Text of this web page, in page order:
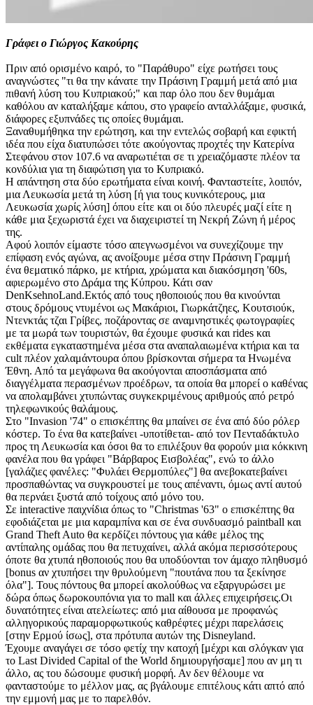
Γράφει ο Γιώργος Κακούρης
Πριν από ορισμένο καιρό, το "Παράθυρο" είχε ρωτήσει τους
αναγνώστες "τι θα την κάνατε την Πράσινη Γραμμή μετά από μια
πιθανή λύση του Κυπριακού;" και παρ όλο που δεν θυμάμαι
καθόλου αν καταλήξαμε κάπου, στο γραφείο ανταλλάξαμε, φυσικά,
διάφορες εξυπνάδες τις οποίες θυμάμαι.
Ξαναθυμήθηκα την ερώτηση, και την εντελώς σοβαρή και εφικτή
ιδέα που είχα διατυπώσει τότε ακούγοντας προχτές την Κατερίνα
Στεφάνου στον 107.6 να αναρωτιέται σε τι χρειαζόμαστε πλέον τα
κονδύλια για τη διαφώτιση για το Κυπριακό.
Η απάντηση στα δύο ερωτήματα είναι κοινή. Φανταστείτε, λοιπόν,
μια Λευκωσία μετά τη λύση [ή για τους κυνικότερους, μια
Λευκωσία χωρίς λύση] όπου είτε και οι δύο πλευρές μαζί είτε η
κάθε μια ξεχωριστά έχει να διαχειριστεί τη Νεκρή Ζώνη ή μέρος
της.
Αφού λοιπόν είμαστε τόσο απεγνωσμένοι να συνεχίζουμε την
επίφαση ενός αγώνα, ας ανοίξουμε μέσα στην Πράσινη Γραμμή
ένα θεματικό πάρκο, με κτήρια, χρώματα και διακόσμηση '60s,
αφιερωμένο στο Δράμα της Κύπρου. Κάτι σαν
DenKsehnoLand.Εκτός από τους ηθοποιούς που θα κινούνται
στους δρόμους ντυμένοι ως Μακάριοι, Γιωρκάτζηες, Κουτσιούκ,
Ντενκτάς τζαι Γρίβες, ποζάροντας σε αναμνηστικές φωτογραφίες
με τα μωρά των τουριστών, θα έχουμε φυσικά και rides και
εκθέματα εγκαταστημένα μέσα στα αναπαλαιωμένα κτήρια και τα
cult πλέον χαλαμάντουρα όπου βρίσκονται σήμερα τα Ηνωμένα
Έθνη. Από τα μεγάφωνα θα ακούγονται αποσπάσματα από
διαγγέλματα περασμένων προέδρων, τα οποία θα μπορεί ο καθένας
να απολαμβάνει χτυπώντας συγκεκριμένους αριθμούς από ρετρό
τηλεφωνικούς θαλάμους.
Στο "Invasion '74" ο επισκέπτης θα μπαίνει σε ένα από δύο ρόλερ
κόστερ. Το ένα θα κατεβαίνει -υποτίθεται- από τον Πενταδάκτυλο
προς τη Λευκωσία και όσοι θα το επιλέξουν θα φορούν μια κόκκινη
φανέλα που θα γράφει "Βάρβαρος Εισβολέας", ενώ το άλλο
[γαλάζιες φανέλες: "Φυλάει Θερμοπύλες"] θα ανεβοκατεβαίνει
προσπαθώντας να συγκρουστεί με τους απέναντι, όμως αντί αυτού
θα περνάει ξυστά από τοίχους από μόνο του.
Σε interactive παιχνίδια όπως το "Christmas '63" ο επισκέπτης θα
εφοδιάζεται με μια καραμπίνα και σε ένα συνδυασμό paintball και
Grand Theft Auto θα κερδίζει πόντους για κάθε μέλος της
αντίπαλης ομάδας που θα πετυχαίνει, αλλά ακόμα περισσότερους
όποτε θα χτυπά ηθοποιούς που θα υποδύονται τον άμαχο πληθυσμό
[bonus αν χτυπήσει την θρυλούμενη "πουτάνα που τα ξεκίνησε
όλα"]. Τους πόντους θα μπορεί ακολούθως να εξαργυρώσει με
δώρα όπως δωροκουπόνια για το mall και άλλες επιχειρήσεις.Οι
δυνατότητες είναι ατελείωτες: από μια αίθουσα με προφανώς
αλληγορικούς παραμορφωτικούς καθρέφτες μέχρι παρελάσεις
[στην Ερμού ίσως], στα πρότυπα αυτών της Disneyland.
Έχουμε αναγάγει σε τόσο φετίχ την κατοχή [μέχρι και σλόγκαν για
το Last Divided Capital of the World δημιουργήσαμε] που αν μη τι
άλλο, ας του δώσουμε φυσική μορφή. Αν δεν θέλουμε να
φανταστούμε το μέλλον μας, ας βγάλουμε επιτέλους κάτι απτό από
την εμμονή μας με το παρελθόν.